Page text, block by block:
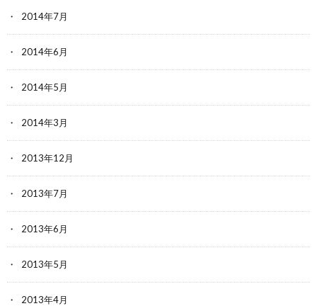
2014年7月
2014年6月
2014年5月
2014年3月
2013年12月
2013年7月
2013年6月
2013年5月
2013年4月